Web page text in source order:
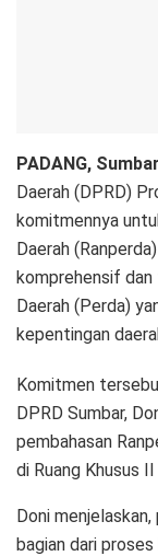
PADANG,
Daerah (DPRD)
komitmennya
Daerah
komprehensif dan
Daerah (Perda)
kepentingan
Komitmen
DPRD Sumbar,
pembahasan
di Ruang Khusus
Doni
bagian dari